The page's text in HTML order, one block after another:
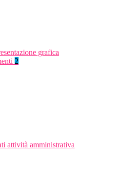
grafica
2
attività amministrativa